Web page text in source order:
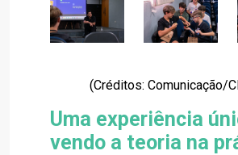
(Créditos: Comunicação/
Uma experiência
vendo a teoria na